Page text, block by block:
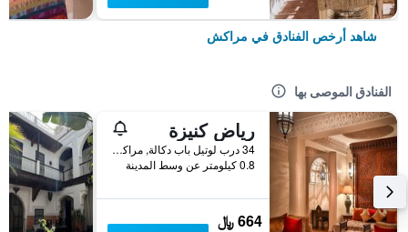
شاهد أرخص الفنادق في مراكش
الفنادق الموصى بها
رياض كنيزة
34 درب لوتيل باب دكالة, مراكش, المغرب
0.8 كيلومتر عن وسط المدينة
664 ﷼